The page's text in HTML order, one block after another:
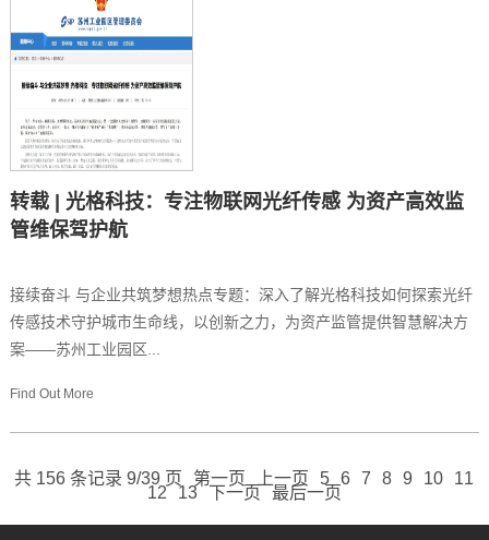
转载 | 光格科技：专注物联网光纤传感 为资产高效监
管维保驾护航
接续奋斗 与企业共筑梦想热点专题：深入了解光格科技如何探索光纤
传感技术守护城市生命线，以创新之力，为资产监管提供智慧解决方
案——苏州工业园区...
Find Out More
共 156 条记录 9/39 页 第一页 上一页 5 6 7 8 9 10 11
12 13 下一页 最后一页